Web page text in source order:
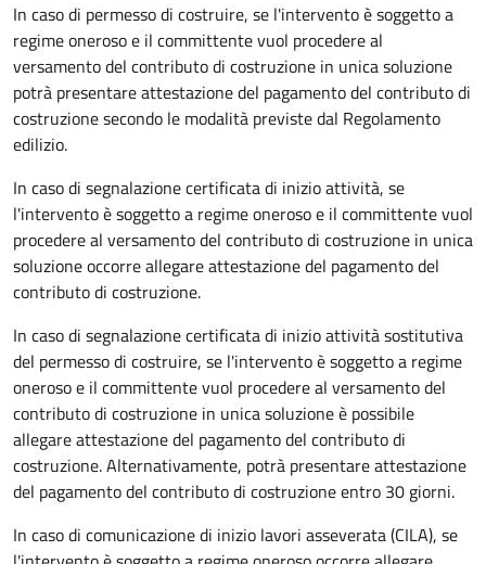
In caso di permesso di costruire, se l'intervento è soggetto a
regime oneroso e il committente vuol procedere al
versamento del contributo di costruzione in unica soluzione
potrà presentare attestazione del pagamento del contributo di
costruzione secondo le modalità previste dal Regolamento
edilizio.
In caso di segnalazione certificata di inizio attività, se
l'intervento è soggetto a regime oneroso e il committente vuol
procedere al versamento del contributo di costruzione in unica
soluzione occorre allegare attestazione del pagamento del
contributo di costruzione.
In caso di segnalazione certificata di inizio attività sostitutiva
del permesso di costruire, se l'intervento è soggetto a regime
oneroso e il committente vuol procedere al versamento del
contributo di costruzione in unica soluzione è possibile
allegare attestazione del pagamento del contributo di
costruzione. Alternativamente, potrà presentare attestazione
del pagamento del contributo di costruzione entro 30 giorni.
In caso di comunicazione di inizio lavori asseverata (CILA), se